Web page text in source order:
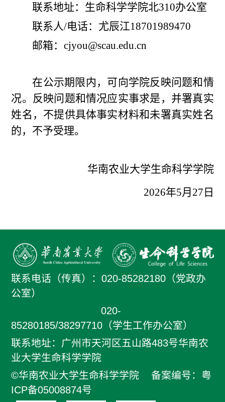
联系地址：生命科学学院北310办公室
联系人/电话：尤辰江18701989470
邮箱：cjyou@scau.edu.cn
在公示期限内，可向学院反映问题和情
况。反映问题和情况应实事求是，并署真实
姓名，不提供具体事实材料和未署真实姓名
的，不予受理。
华南农业大学生命科学学院
2026年5月27日
联系电话（传真）：020-85282180（党政办
公室）
020-
85280185/38297710（学生工作办公室）
联系地址：广州市天河区五山路483号华南农
业大学生命科学学院
©华南农业大学生命科学学院备案编号：粤
ICP备05008874号